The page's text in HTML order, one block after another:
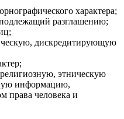
характера;
разглашению;
дискредитирующую
этническую
информацию,
права человека и